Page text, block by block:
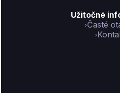
Užitočné
Časté